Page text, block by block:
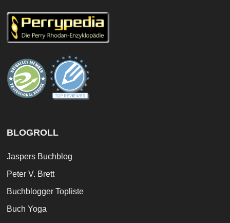
BLOGROLL
Jaspers Buchblog
Peter V. Brett
Buchblogger Topliste
Buch Yoga